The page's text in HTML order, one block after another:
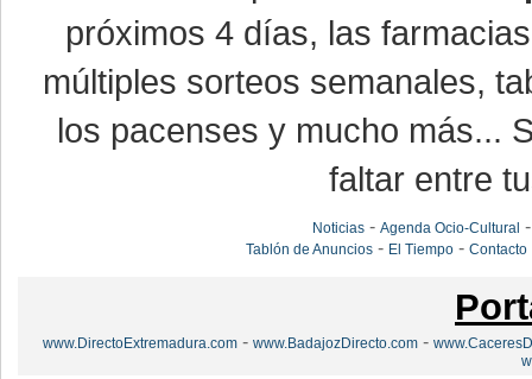
próximos 4 días, las
múltiples sorteos semanales,
los pacenses y mucho más...
faltar entre
Noticias -Agenda Ocio-Cultural
Tablón de Anuncios - El Tiempo -Contacto
www.DirectoExtremadura.com - www.BadajozDirecto.com -